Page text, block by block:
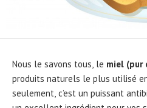
Nous le savons tous, le miel (pur
produits naturels le plus utilisé
seulement, c’est un puissant